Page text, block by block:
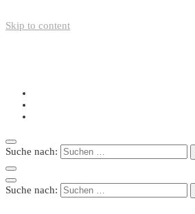
Skip to content
Suche nach:
Suche nach: